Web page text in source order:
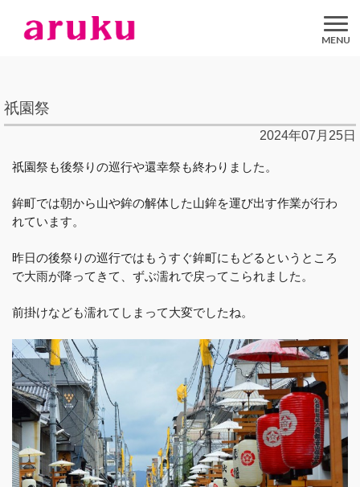
祇園祭
2024年07月25日
祇園祭も後祭りの巡行や還幸祭も終わりました。
鉾町では朝から山や鉾の解体した山鉾を運び出す作業が行わ
れています。
昨日の後祭りの巡行ではもうすぐ鉾町にもどるというところ
で大雨が降ってきて、ずぶ濡れで戻ってこられました。
前掛けなども濡れてしまって大変でしたね。